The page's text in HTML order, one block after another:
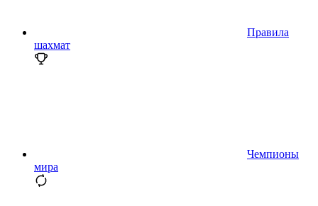
Правила
шахмат
Чемпионы
мира